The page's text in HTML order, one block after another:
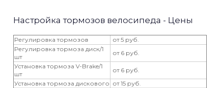
Настройка тормозов велосипеда - Цены
Регулировка тормозов
от 5 руб.
Регулировка тормоза диск/1
шт
от 6 руб.
Установка тормоза V-Brake/1
шт
от 6 руб.
Установка тормоза дискового от 15 руб.